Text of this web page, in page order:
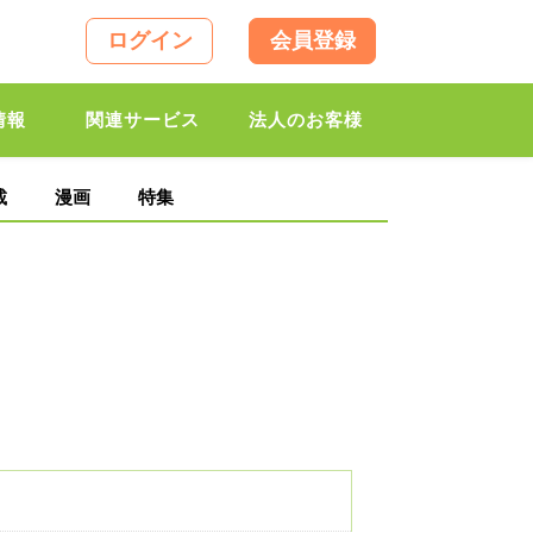
ログイン 会員登録
報 関連サービス 法人のお客様
漫画 特集